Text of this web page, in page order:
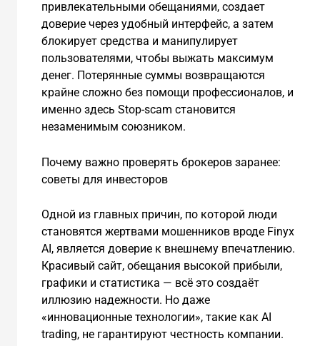
привлекательными обещаниями, создает
доверие через удобный интерфейс, а затем
блокирует средства и манипулирует
пользователями, чтобы выжать максимум
денег. Потерянные суммы возвращаются
крайне сложно без помощи профессионалов, и
именно здесь Stop-scam становится
незаменимым союзником.
Почему важно проверять брокеров заранее:
советы для инвесторов
Одной из главных причин, по которой люди
становятся жертвами мошенников вроде Finyx
AI, является доверие к внешнему впечатлению.
Красивый сайт, обещания высокой прибыли,
графики и статистика — всё это создаёт
иллюзию надежности. Но даже
«инновационные технологии», такие как AI
trading, не гарантируют честность компании.